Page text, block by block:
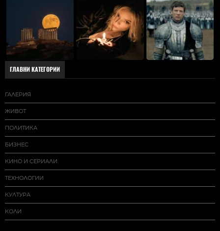
ГЛАВНИ КАТЕГОРИИ
ГАЛЕРИЯ
ЖИВОТ
ПОЛИТИКА
БИЗНЕС
КИНО И СЕРИАЛИ
ТЕХНОЛОГИИ
КУЛТУРА
КОЛИ